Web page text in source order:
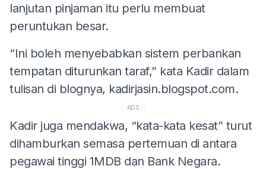
lanjutan pinjaman itu perlu membuat
peruntukan besar.
“Ini boleh menyebabkan sistem perbankan
tempatan diturunkan taraf,” kata Kadir dalam
tulisan di blognya, kadirjasin.blogspot.com.
ADS
Kadir juga mendakwa, “kata-kata kesat” turut
dihamburkan semasa pertemuan di antara
pegawai tinggi 1MDB dan Bank Negara.